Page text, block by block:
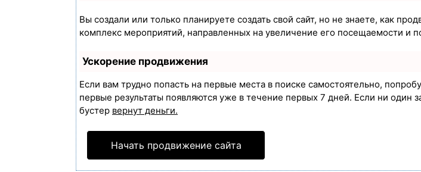
Вы создали или только планируете создать свой сайт, но не знаете, как
комплекс мероприятий, направленных на увеличение его посещаемости и
Ускорение продвижения
Если вам трудно попасть на первые места в поиске самостоятельно,
первые результаты появляются уже в течение первых 7 дней. Если ни один
бустер вернут деньги.
Начать продвижение сайта